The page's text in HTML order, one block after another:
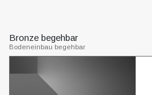
Bronze begehbar
Bodeneinbau begehbar